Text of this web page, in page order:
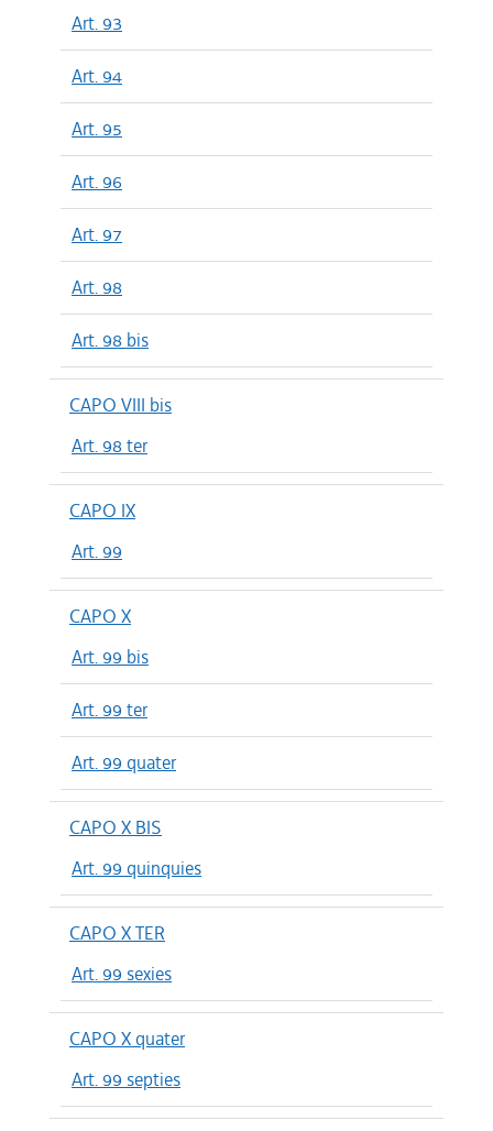
Art. 93
Art. 94
Art. 95
Art. 96
Art. 97
Art. 98
Art. 98 bis
CAPO VIII bis
Art. 98 ter
CAPO IX
Art. 99
CAPO X
Art. 99 bis
Art. 99 ter
Art. 99 quater
CAPO X BIS
Art. 99 quinquies
CAPO X TER
Art. 99 sexies
CAPO X quater
Art. 99 septies